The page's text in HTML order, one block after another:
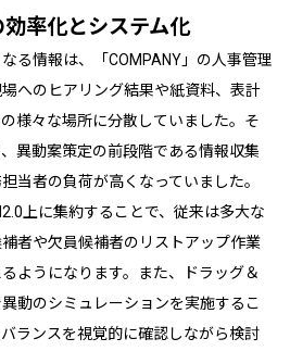
率化とシステム化
る情報は、「 COMPANY 」 の人事管理
へのヒアリング結果や紙資料、表計
様々な場所に分散していました。そ
異動案策定の前段階である情報収集
当者の負荷が高くなっていました。
上に集約することで、従来は多大な
者や欠員候補者のリストアップ作業
ようになります。また、ドラッグ＆
動のシミュレーションを実施するこ
ランスを視覚的に確認しながら検討